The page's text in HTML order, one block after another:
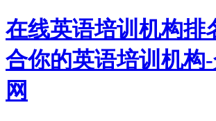
在线英语培训机构排
合你的英语培训机构
网